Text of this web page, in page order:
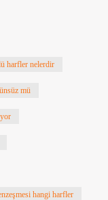
harfler nelerdir
mü
hangi harfler